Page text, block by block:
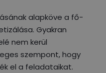
alapköve a fő-
Gyakran
nem kerül
szempont, hogy
el a feladataikat.